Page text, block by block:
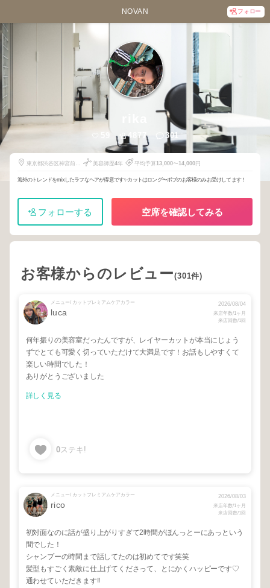
NOVAN フォロー
4877 301
東京都渋谷区神宮前5
美容師歴4年 平均予算13,000〜14,000円
海外のトレンドをmixしたラフなヘアが得意です✨カットはロング〜ボブのお客様のみお受けしてます！
フォローする 空席を確認してみる
お客様からのレビュー(301件)
メニュー/ カットプレミアムケアカラー
luca
2026/08/04
来店年数/1ヶ月
来店回数/1回
何年振りの美容室だったんですが、レイヤーカットが本当にじょう
ずでとても可愛く切っていただけて大満足です！お話もしやすくて
楽しい時間でした！
ありがとうございました
詳しく見る
0ステキ!
メニュー/ カットプレミアムケアカラー
rico
2026/08/03
来店年数/1ヶ月
来店回数/1回
初対面なのに話が盛り上がりすぎて2時間がほんっとーにあっという
間でした！
シャンプーの時間まで話してたのは初めてです笑笑
髪型もすごく素敵に仕上げてくださって、とにかくハッピーです♡
通わせていただきます!!